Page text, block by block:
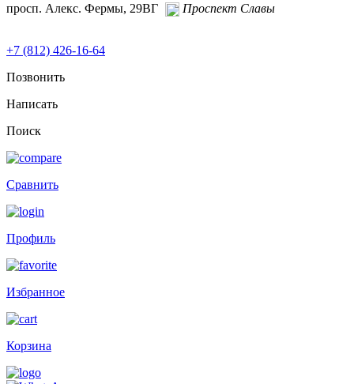
просп. Алекс. Фермы, 29ВГ Проспект Славы
+7 (812) 426-16-64
Позвонить
Написать
Поиск
Сравнить
Профиль
Избранное
Корзина